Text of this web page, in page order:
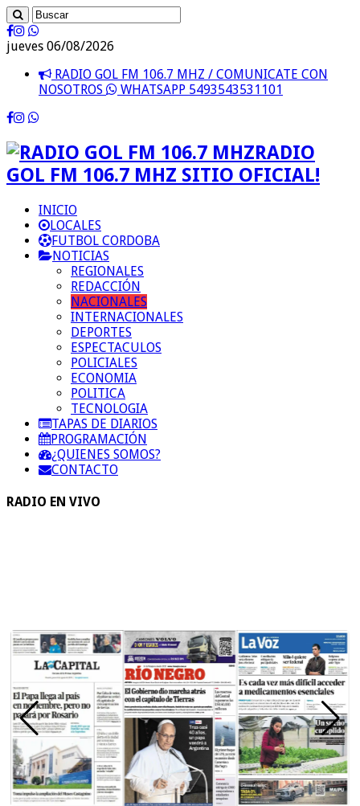
jueves 06/08/2026
RADIO GOL FM 106.7 MHZ / COMUNICATE CON
NOSOTROS
WHATSAPP 5493543531101
RADIO
GOL FM 106.7 MHZ SITIO OFICIAL!
INICIO
LOCALES
FUTBOL CORDOBA
NOTICIAS
REGIONALES
REDACCIÓN
NACIONALES
INTERNACIONALES
DEPORTES
ESPECTACULOS
POLICIALES
ECONOMIA
POLITICA
TECNOLOGIA
TAPAS DE DIARIOS
PROGRAMACIÓN
¿QUIENES SOMOS?
CONTACTO
RADIO EN VIVO